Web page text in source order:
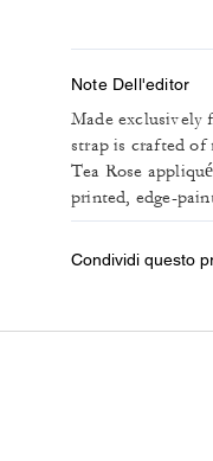
Note Dell'editor
Made exclusively
strap is crafted of
Tea Rose
printed, edge-
Condividi questo